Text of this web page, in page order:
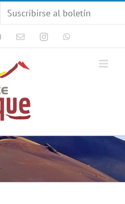
Suscribirse al boletín
YouTubeCorreoInstagram